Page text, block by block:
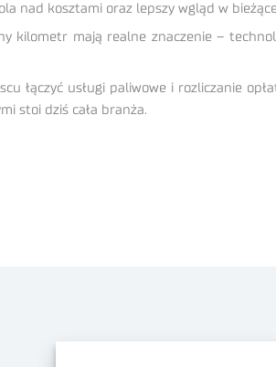
nad kosztami oraz lepszy wgląd w
kilometr mają realne znaczenie –
łączyć usługi paliwowe i rozliczanie
stoi dziś cała branża.